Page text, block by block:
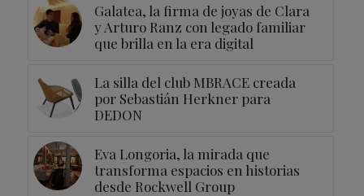
Galatea, la firma de joyas de Clara
y Arturo Ranz con legado familiar
que brilla en la era digital
La silla del club MBRACE creada
por Sebastián Herkner para
DEDON
Eva Longoria, la mirada que
transforma espacios en historias
desde Rockwell Group